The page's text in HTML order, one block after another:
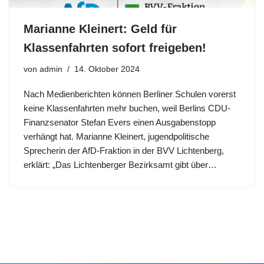
Marianne Kleinert: Geld für
Klassenfahrten sofort freigeben!
von admin 14. Oktober 2024
Nach Medienberichten können Berliner Schulen vorerst
keine Klassenfahrten mehr buchen, weil Berlins CDU-
Finanzsenator Stefan Evers einen Ausgabenstopp
verhängt hat. Marianne Kleinert, jugendpolitische
Sprecherin der AfD-Fraktion in der BVV Lichtenberg,
erklärt: „Das Lichtenberger Bezirksamt gibt über…